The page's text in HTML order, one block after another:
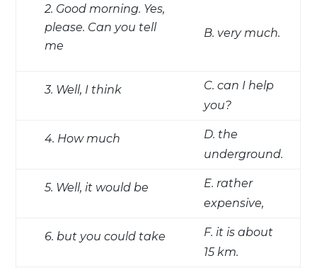
2. Good morning. Yes,
please. Can you tell
me
B. very much.
3. Well, I think
C. can I help
you?
4. How much
D. the
underground.
5. Well, it would be
E. rather
expensive,
6. but you could take
F. it is about
15 km.